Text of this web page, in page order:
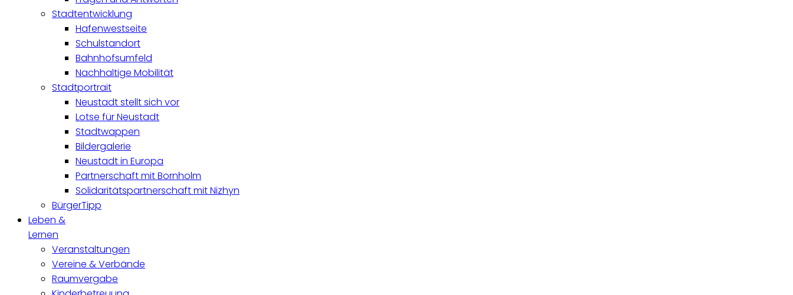
Stadtentwicklung
Hafenwestseite
Schulstandort
Bahnhofsumfeld
Nachhaltige Mobilität
Stadtportrait
Neustadt stellt sich vor
Lotse für Neustadt
Stadtwappen
Bildergalerie
Neustadt in Europa
Partnerschaft mit Bornholm
Solidaritätspartnerschaft mit Nizhyn
BürgerTipp
Leben &
Lernen
Veranstaltungen
Vereine & Verbände
Raumvergabe